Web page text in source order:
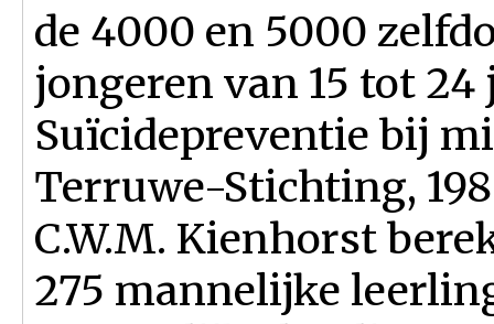
de 4000 en 5000
jongeren van 15 tot 24
Suïcidepreventie bij
Terruwe-Stichting,
C.W.M. Kienhorst
275 mannelijke